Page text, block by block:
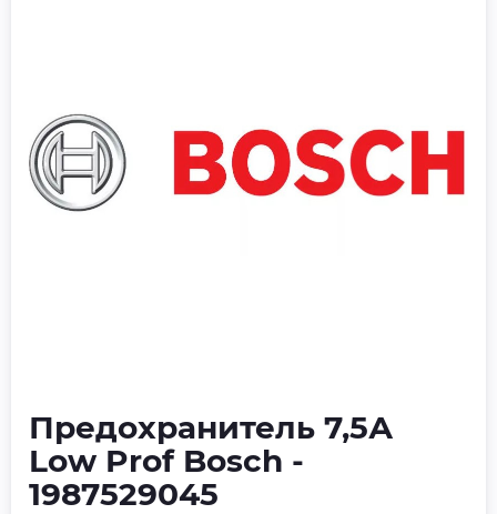
Предохранитель 7,5А
Low Prof Bosch -
1987529045